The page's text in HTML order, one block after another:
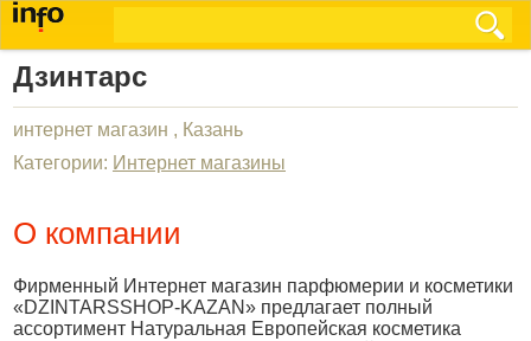
Дзинтарс
интернет магазин , Казань
Категории: Интернет магазины
О компании
Фирменный Интернет магазин парфюмерии и косметики
«DZINTARSSHOP-KAZAN» предлагает полный
ассортимент Натуральная Европейская косметика